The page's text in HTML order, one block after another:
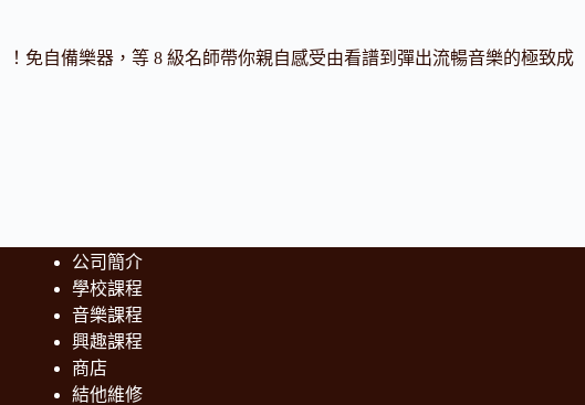
！免自備樂器，等 8 級名師帶你親自感受由看譜到彈出流暢音樂的極致成
公司簡介
學校課程
音樂課程
興趣課程
商店
結他維修